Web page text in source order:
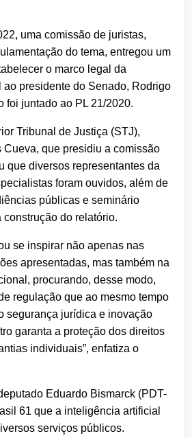
uma comissão de juristas,
do tema, entregou um
o marco legal da
presidente do Senado, Rodrigo
foi juntado ao PL 21/2020.
Tribunal de Justiça (STJ),
Cueva, que presidiu a comissão
que diversos representantes da
foram ouvidos, além de
públicas e seminário
do relatório.
se inspirar não apenas nas
apresentadas, mas também na
procurando, desse modo,
regulação que ao mesmo tempo
segurança jurídica e inovação
garanta a proteção dos direitos
individuais”, enfatiza o
Eduardo Bismarck (PDT-
61 que a inteligência artificial
serviços públicos.